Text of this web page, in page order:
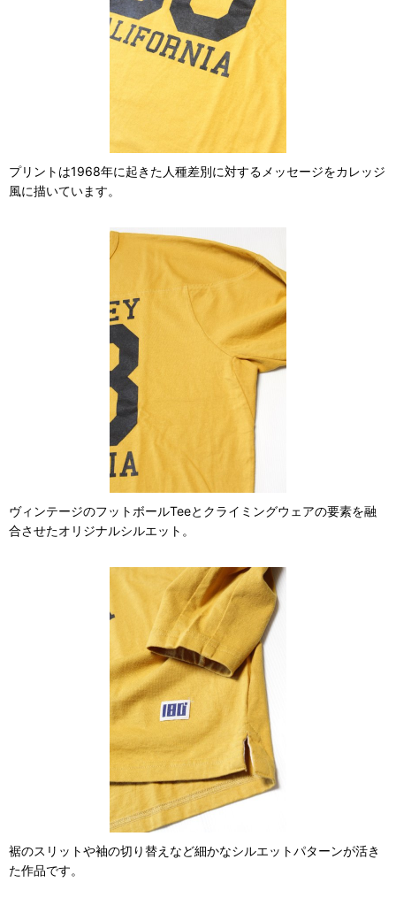
プリントは1968年に起きた人種差別に対するメッセージをカレッジ
風に描いています。
ヴィンテージのフットボールTeeとクライミングウェアの要素を融
合させたオリジナルシルエット。
裾のスリットや袖の切り替えなど細かなシルエットパターンが活き
た作品です。